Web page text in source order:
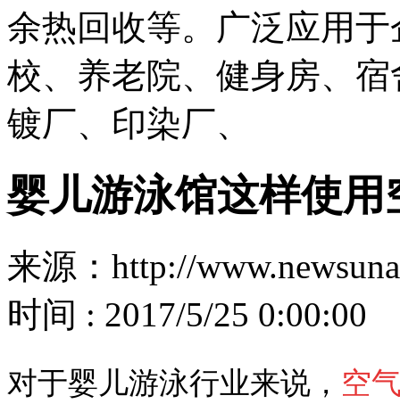
余热回收等。广泛应用
校、养老院、健身房、
镀厂、印染厂、
婴儿游泳馆这样使
来源：http://
时间 : 2017/5/25 0:00:00
对于婴儿游泳行业来说， 空